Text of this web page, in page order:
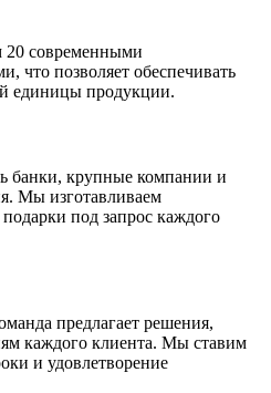
20 современными
что позволяет обеспечивать
единицы продукции.
банки, крупные компании и
Мы изготавливаем
под запрос каждого
предлагает решения,
каждого клиента. Мы ставим
и удовлетворение